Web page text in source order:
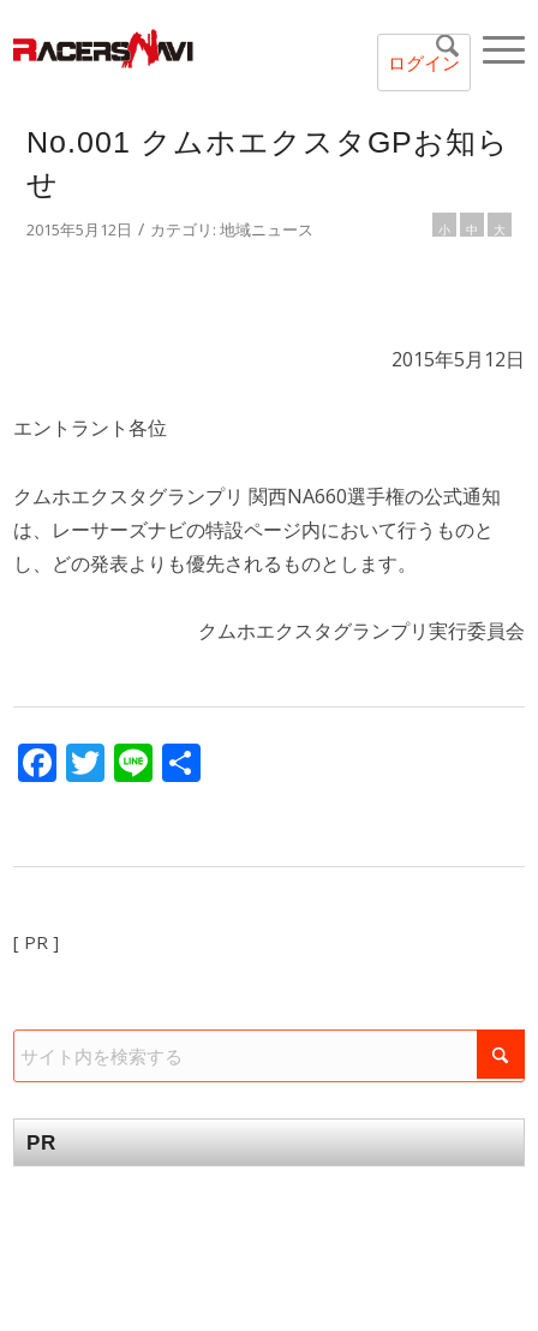
ログイン
No.001 クムホエクスタGPお知ら
せ
2015年5月12日 / カテゴリ: 地域ニュース 小 中 大
2015年5月12日
エントラント各位
クムホエクスタグランプリ 関西NA660選手権の公式通知
は、レーサーズナビの特設ページ内において行うものと
し、どの発表よりも優先されるものとします。
クムホエクスタグランプリ実行委員会
Facebook
Twitter
Line
[ PR ]
PR